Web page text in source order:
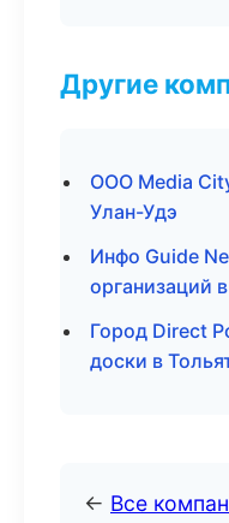
Другие
ООО Media
Улан-Удэ
Инфо Guide
организаций
Город Direct
доски в
← Все